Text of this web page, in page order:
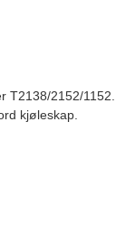
T2138/2152/1152.
kjøleskap.